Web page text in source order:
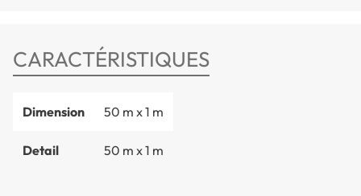
CARACTÉRISTIQUES
Dimension 50 m x 1 m
Detail 50 m x 1 m